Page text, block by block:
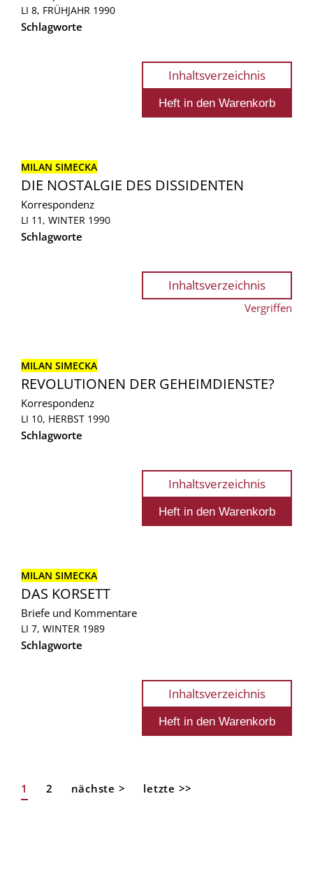
LI 8, FRÜHJAHR 1990
Schlagworte
Inhaltsverzeichnis
MILAN SIMECKA
DIE NOSTALGIE DES DISSIDENTEN
Korrespondenz
LI 11, WINTER 1990
Schlagworte
Inhaltsverzeichnis
Vergriffen
MILAN SIMECKA
REVOLUTIONEN DER GEHEIMDIENSTE?
Korrespondenz
LI 10, HERBST 1990
Schlagworte
Inhaltsverzeichnis
MILAN SIMECKA
DAS KORSETT
Briefe und Kommentare
LI 7, WINTER 1989
Schlagworte
Inhaltsverzeichnis
Seitennummerierung
Aktuelle
1 Page
2
Nächste
nächste >
Letzte
letzte >>